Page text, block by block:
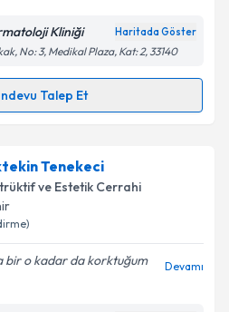
işlenmesine ilişkin
Aydınlatma
ve kişisel verilerimin belirtilen
kabul ediyorum.
Kliniği Haritada Göster
No: 3, Medikal Plaza, Kat: 2, 33140
Talep Et
Talebi
için randevu takvimi talebi
randevu almanız için bir
e-posta ile bilgilendireceğiz.
Tenekeci
ve Estetik Cerrahi
bir o kadar da korktuğum
Devamı